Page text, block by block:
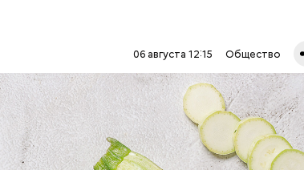
06 августа 12:15 Общество